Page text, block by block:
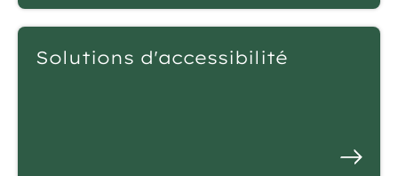
Solutions d'accessibilité